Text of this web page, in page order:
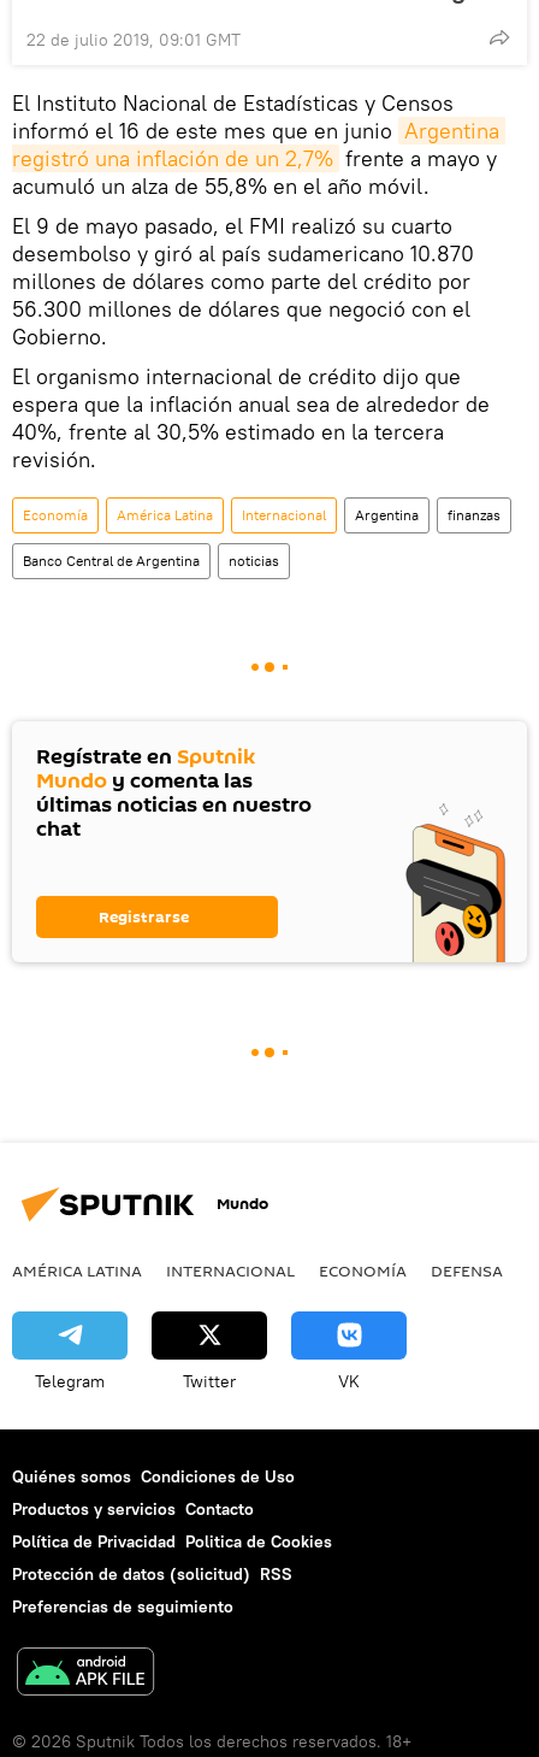
22 de julio 2019, 09:01 GMT
El Instituto Nacional de Estadísticas y Censos
informó el 16 de este mes que en junio Argentina
registró una inflación de un 2,7% frente a mayo y
acumuló un alza de 55,8% en el año móvil.
El 9 de mayo pasado, el FMI realizó su cuarto
desembolso y giró al país sudamericano 10.870
millones de dólares como parte del crédito por
56.300 millones de dólares que negoció con el
Gobierno.
El organismo internacional de crédito dijo que
espera que la inflación anual sea de alrededor de
40%, frente al 30,5% estimado en la tercera
revisión.
Economía América Latina Internacional Argentina finanzas
Banco Central de Argentina noticias
Regístrate en Sputnik
Mundo y comenta las
últimas noticias en nuestro
chat
Registrarse
Mundo
AMÉRICA LATINA INTERNACIONAL ECONOMÍA DEFENSA
Telegram Twitter VK
Quiénes somos Condiciones de Uso
Productos y servicios Contacto
Política de Privacidad Politica de Cookies
Protección de datos (solicitud) RSS
Preferencias de seguimiento
© 2026 Sputnik Todos los derechos reservados. 18+